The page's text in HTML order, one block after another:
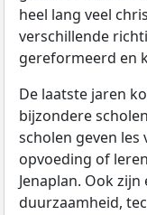
heel lang veel
verschillende
gereformeerd en
De laatste jaren
bijzondere
scholen geven les
opvoeding of
Jenaplan. Ook
duurzaamheid,